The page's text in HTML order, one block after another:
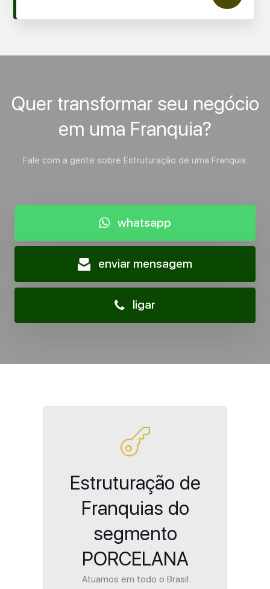
Quer transformar seu negócio
em uma Franquia?
Fale com a gente sobre Estruturação de uma Franquia.
whatsapp
enviar mensagem
ligar
Estruturação de
Franquias do
segmento
PORCELANA
Atuamos em todo o Brasil